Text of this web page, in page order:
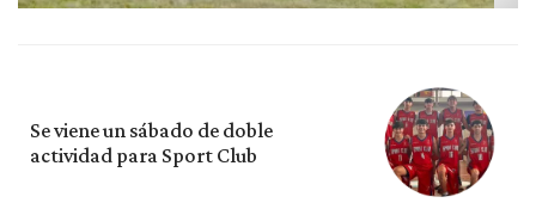
Se viene un sábado de doble
actividad para Sport Club